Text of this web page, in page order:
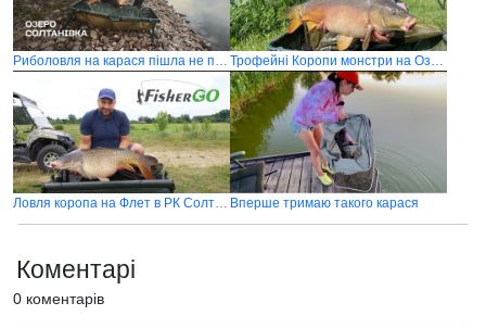
Риболовля на карася пішла не по плану Трофейні Коропи монстри на Озері "Солтанівка"
Ловля коропа на Флет в РК Солтанівка Вперше тримаю такого карася
Коментарі
0 коментарів